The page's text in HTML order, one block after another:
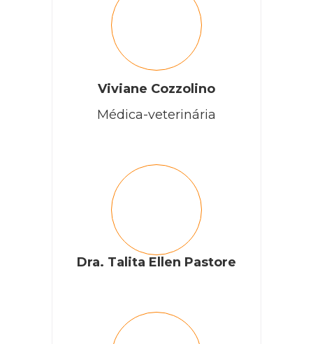
Viviane Cozzolino
Médica-veterinária
Dra. Talita Ellen Pastore